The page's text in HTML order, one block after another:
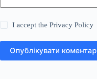
I accept thePrivacy Policy
Опублікувати коментар